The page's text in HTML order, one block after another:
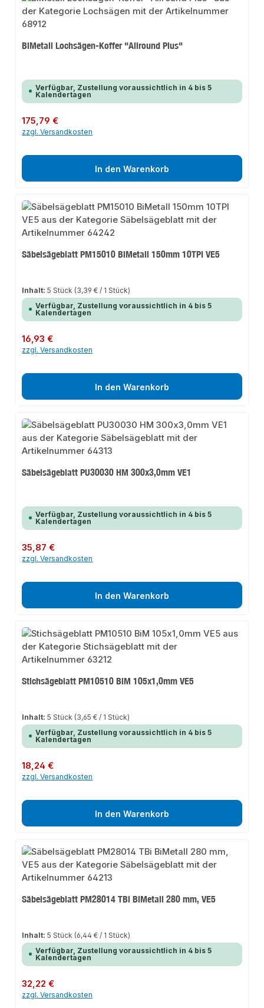
BiMetall Lochsägen-Koffer "Allround Plus"
Verfügbar, Zustellung voraussichtlich in 4 bis 5
Kalendertagen
Regulärer Preis:
175,79 €
zzgl. Versandkosten
In den Warenkorb
Säbelsägeblatt PM15010 BiMetall 150mm 10TPI VE5
Inhalt:5 Stück (3,39 € / 1 Stück)
Verfügbar, Zustellung voraussichtlich in 4 bis 5
Kalendertagen
Regulärer Preis:
16,93 €
zzgl. Versandkosten
In den Warenkorb
Säbelsägeblatt PU30030 HM 300x3,0mm VE1
Verfügbar, Zustellung voraussichtlich in 4 bis 5
Kalendertagen
Regulärer Preis:
35,87 €
zzgl. Versandkosten
In den Warenkorb
Stichsägeblatt PM10510 BiM 105x1,0mm VE5
Inhalt:5 Stück (3,65 € / 1 Stück)
Verfügbar, Zustellung voraussichtlich in 4 bis 5
Kalendertagen
Regulärer Preis:
18,24 €
zzgl. Versandkosten
In den Warenkorb
Säbelsägeblatt PM28014 TBi BiMetall 280 mm, VE5
Inhalt:5 Stück (6,44 € / 1 Stück)
Verfügbar, Zustellung voraussichtlich in 4 bis 5
Kalendertagen
Regulärer Preis:
32,22 €
zzgl. Versandkosten